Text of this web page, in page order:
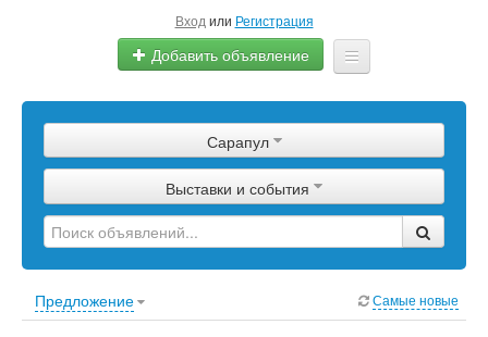
Вход или Регистрация
Добавить объявление
Сырье
Изделия
Оборудование
Сарапул
Выставки и события
Предложение Самые новые